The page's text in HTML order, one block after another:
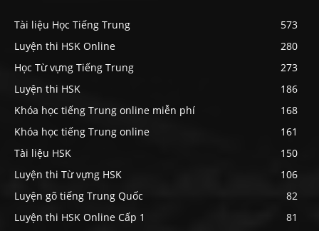
Tài liệu Học Tiếng Trung
573
Luyện thi HSK Online
280
Học Từ vựng Tiếng Trung
273
Luyện thi HSK
186
Khóa học tiếng Trung online miễn phí
168
Khóa học tiếng Trung online
161
Tài liệu HSK
150
Luyện thi Từ vựng HSK
106
Luyện gõ tiếng Trung Quốc
82
Luyện thi HSK Online Cấp 1
81